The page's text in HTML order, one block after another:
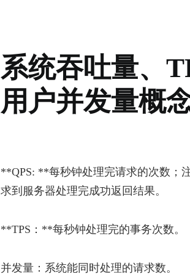
系统吞吐量、
用户并发量概
**QPS: **每秒钟处理完请求的次数；
求到服务器处理完成功返回结果。
**TPS：**每秒钟处理完的事务次数。
并发量：系统能同时处理的请求数。